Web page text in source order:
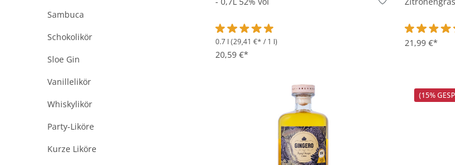
Sambuca
Schokolikör
Sloe Gin
Vanillelikör
Whiskylikör
Party-Liköre
Kurze Liköre
Durchschnittliche Bewertung von 5 von 5 Sternen
0.7 l (29,41 €* / 1 l)
20,59 €*
21,99 €*
(15%